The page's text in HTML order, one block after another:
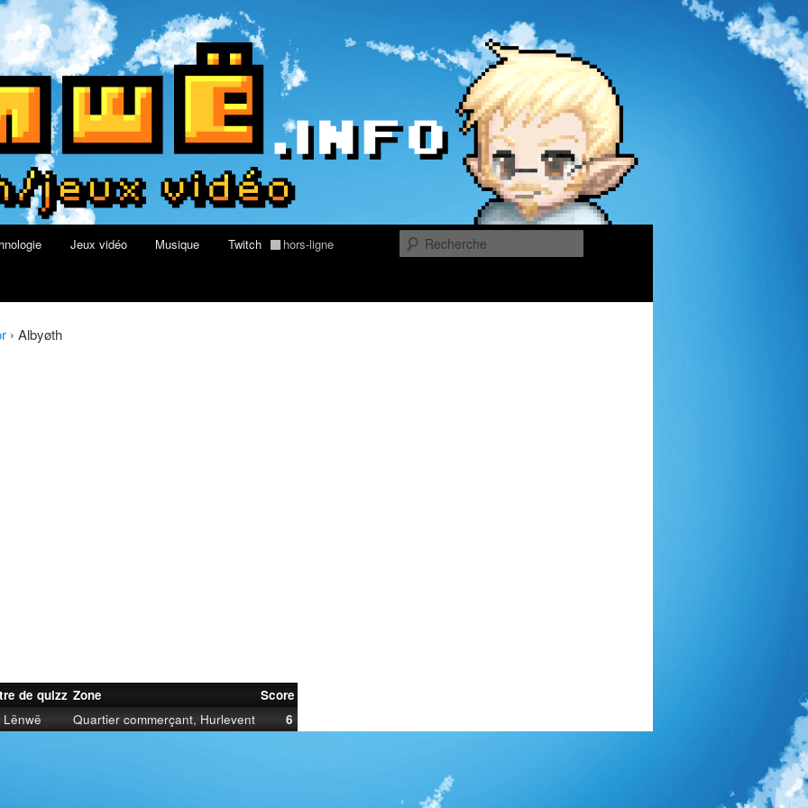
geek, tech et jeux vidéo
of Warcraft
Jeux vidéo Musique Twitch hors-ligne
› Albyøth
de quizz Zone
Score
Lënwë Quartier commerçant, Hurlevent 6